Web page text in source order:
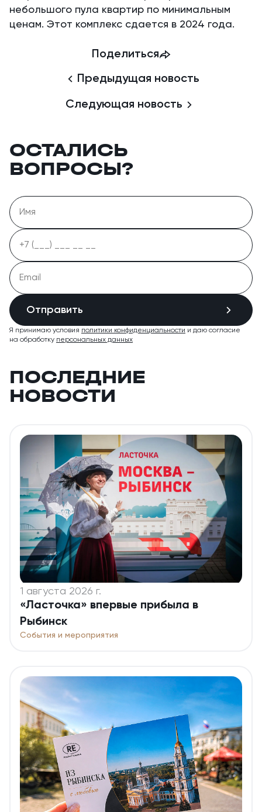
небольшого пула квартир по минимальным
ценам. Этот комплекс сдается в 2024 года.
Поделиться
Предыдущая новость
Следующая новость
ОСТАЛИСЬ
ВОПРОСЫ?
Отправить
Я принимаю условия политики конфиденциальности и даю согласие
на обработку персональных данных
ПОСЛЕДНИЕ
НОВОСТИ
1 августа 2026 г.
«Ласточка» впервые прибыла в
Рыбинск
События и мероприятия